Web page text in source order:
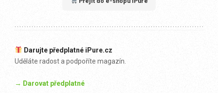
Darujte předplatné iPure.cz
Uděláte radost a podpoříte magazín.
→ Darovat předplatné